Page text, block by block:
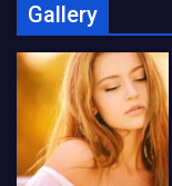
Gallery